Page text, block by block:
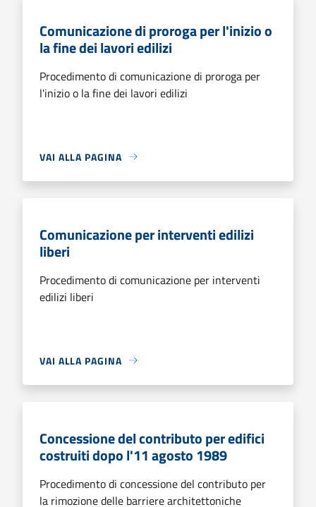
Comunicazione di proroga per l'inizio o
la fine dei lavori edilizi
Procedimento di comunicazione di proroga per
l'inizio o la fine dei lavori edilizi
VAI ALLA PAGINA
Comunicazione per interventi edilizi
liberi
Procedimento di comunicazione per interventi
edilizi liberi
VAI ALLA PAGINA
Concessione del contributo per edifici
costruiti dopo l'11 agosto 1989
Procedimento di concessione del contributo per
la rimozione delle barriere architettoniche